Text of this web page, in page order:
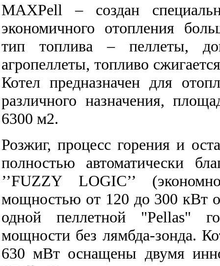
MAXPell – создан
экономичного отопления
тип топлива – пеллеты,
агропеллеты, топливо
Котел предназначен для
различного назначения,
6300 м2.
Розжиг, процесс горения и
полностью автоматически
’’FUZZY LOGIC’’
мощностью от 120 до 300 кВт
одной пеллетной "Pellas"
мощности без лямбда-зонда.
630 мВт оснащены двумя